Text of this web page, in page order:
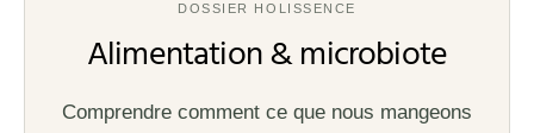
DOSSIER HOLISSENCE
Alimentation & microbiote
Comprendre comment ce que nous mangeons